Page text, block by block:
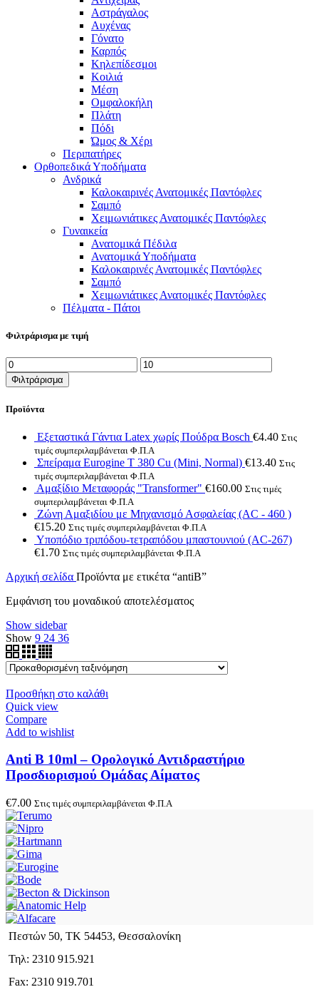
Αστράγαλος
Αυχένας
Γόνατο
Καρπός
Κηλεπίδεσμοι
Κοιλιά
Μέση
Ομφαλοκήλη
Πλάτη
Πόδι
Ώμος & Χέρι
Περιπατήρες
Ορθοπεδικά Υποδήματα
Ανδρικά
Καλοκαιρινές Ανατομικές Παντόφλες
Σαμπό
Χειμωνιάτικες Ανατομικές Παντόφλες
Γυναικεία
Ανατομικά Πέδιλα
Ανατομικά Υποδήματα
Καλοκαιρινές Ανατομικές Παντόφλες
Σαμπό
Χειμωνιάτικες Ανατομικές Παντόφλες
Πέλματα - Πάτοι
Φιλτράρισμα με τιμή
Ελάχιστη
τιμή
Μέγιστη
τιμή
Φιλτράρισμα
Προϊόντα
Εξεταστικά Γάντια Latex χωρίς Πούδρα Bosch €4.40 Στις
τιμές συμπεριλαμβάνεται Φ.Π.Α
Σπείραμα Eurogine Τ 380 Cu (Mini, Normal) €13.40 Στις
τιμές συμπεριλαμβάνεται Φ.Π.Α
Αμαξίδιο Μεταφοράς "Transformer" €160.00 Στις τιμές
συμπεριλαμβάνεται Φ.Π.Α
Ζώνη Αμαξιδίου με Μηχανισμό Ασφαλείας (AC - 460 )
€15.20 Στις τιμές συμπεριλαμβάνεται Φ.Π.Α
Υποπόδιο τριπόδου-τετραπόδου μπαστουνιού (AC-267)
€1.70 Στις τιμές συμπεριλαμβάνεται Φ.Π.Α
Αρχική σελίδα Προϊόντα με ετικέτα “antiB”
Εμφάνιση του μοναδικού αποτελέσματος
Show sidebar
Show 9 24 36
Προσθήκη στο καλάθι
Quick view
Compare
Add to wishlist
Anti B 10ml – Ορολογικό Αντιδραστήριο
Προσδιορισμού Ομάδας Αίματος
€7.00 Στις τιμές συμπεριλαμβάνεται Φ.Π.Α
Πεστών 50, ΤΚ 54453, Θεσσαλονίκη
Τηλ: 2310 915.921
Fax: 2310 919.701